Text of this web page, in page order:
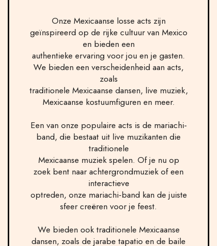
Onze Mexicaanse losse acts zijn
geïnspireerd op de rijke cultuur van Mexico
en bieden een
authentieke ervaring voor jou en je gasten.
We bieden een verscheidenheid aan acts,
zoals
traditionele Mexicaanse dansen, live muziek,
Mexicaanse kostuumfiguren en meer.
Een van onze populaire acts is de mariachi-
band, die bestaat uit live muzikanten die
traditionele
Mexicaanse muziek spelen. Of je nu op
zoek bent naar achtergrondmuziek of een
interactieve
optreden, onze mariachi-band kan de juiste
sfeer creëren voor je feest.
We bieden ook traditionele Mexicaanse
dansen, zoals de jarabe tapatio en de baile